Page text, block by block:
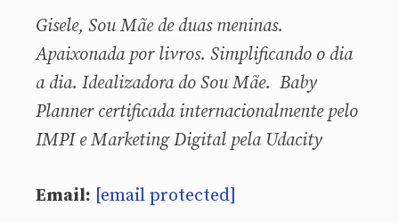
Gisele, Sou Mãe de duas meninas.
Apaixonada por livros. Simplificando o dia
a dia. Idealizadora do Sou Mãe. Baby
Planner certificada internacionalmente pelo
IMPI e Marketing Digital pela Udacity
Email: [email protected]